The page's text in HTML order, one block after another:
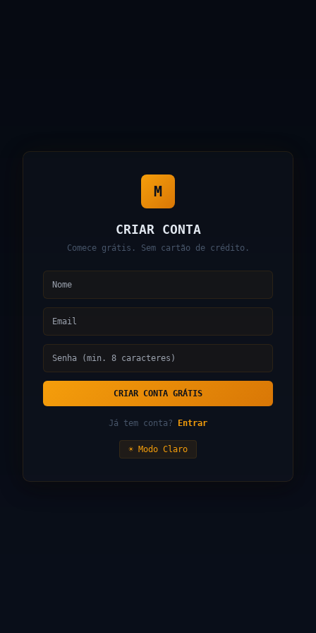
M
CRIAR CONTA
Comece grátis. Sem cartão de crédito.
CRIAR CONTA GRÁTIS
Já tem conta? Entrar
☀ Modo Claro